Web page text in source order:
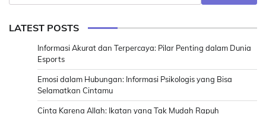
LATEST POSTS
Informasi Akurat dan Terpercaya: Pilar Penting dalam Dunia
Esports
Emosi dalam Hubungan: Informasi Psikologis yang Bisa
Selamatkan Cintamu
Cinta Karena Allah: Ikatan yang Tak Mudah Rapuh